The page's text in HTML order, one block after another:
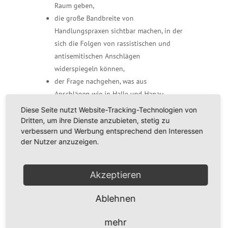
Raum geben,
die große Bandbreite von
Handlungspraxen sichtbar machen, in der
sich die Folgen von rassistischen und
antisemitischen Anschlägen
widerspiegeln können,
der Frage nachgehen, was aus
Anschlägen wie in Halle und Hanau
dringend gelernt werden muss – in Form
von Vorträgen, Diskussionsrunden,
Workshops und im persönlichen
Austausch.
Zeitraum:
15.09.2022, 13.00 Uhr, bis 16.09.2022,
Diese Seite nutzt Website-Tracking-Technologien von
Dritten, um ihre Dienste anzubieten, stetig zu
verbessern und Werbung entsprechend den Interessen
der Nutzer anzuzeigen.
Akzeptieren
Ablehnen
mehr